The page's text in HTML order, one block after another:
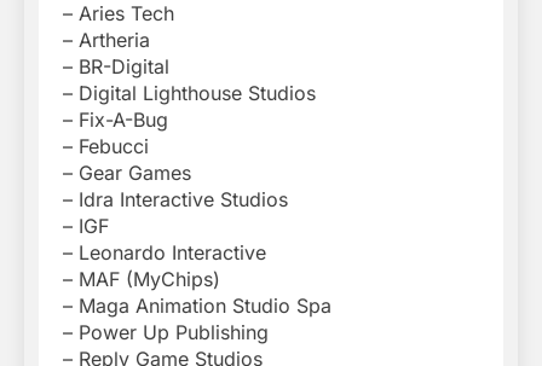
– Aries Tech
– Artheria
– BR-Digital
– Digital Lighthouse Studios
– Fix-A-Bug
– Febucci
– Gear Games
– Idra Interactive Studios
– IGF
– Leonardo Interactive
– MAF (MyChips)
– Maga Animation Studio Spa
– Power Up Publishing
– Reply Game Studios